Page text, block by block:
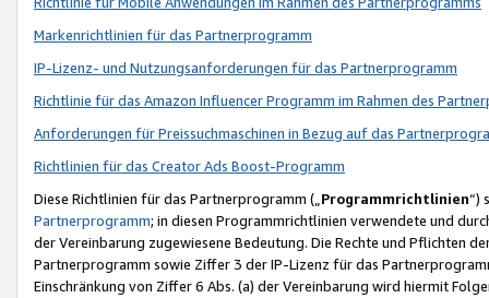
Markenrichtlinien für das Partnerprogramm
IP-Lizenz- und Nutzungsanforderungen für das Partnerprogramm
Richtlinie für das Amazon Influencer Programm im Rahmen des
Anforderungen für Preissuchmaschinen in Bezug auf das
Richtlinien für das Creator Ads Boost-Programm
Diese Richtlinien für das Partnerprogramm („Programmrichtlinien“)
Partnerprogramm; in diesen Programmrichtlinien verwendete und
der Vereinbarung zugewiesene Bedeutung. Die Rechte und Pflichten
Partnerprogramm sowie Ziffer 3 der IP-Lizenz für das
Einschränkung von Ziffer 6 Abs. (a) der Vereinbarung wird hiermit